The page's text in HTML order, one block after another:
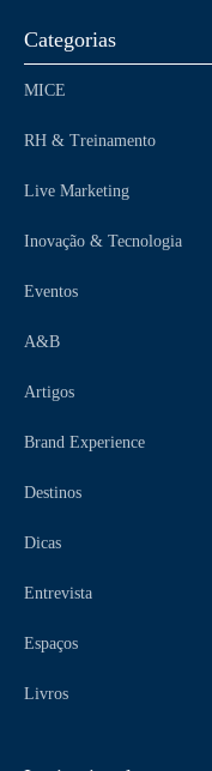
Categorias
MICE
RH & Treinamento
Live Marketing
Inovação & Tecnologia
Eventos
A&B
Artigos
Brand Experience
Destinos
Dicas
Entrevista
Espaços
Livros